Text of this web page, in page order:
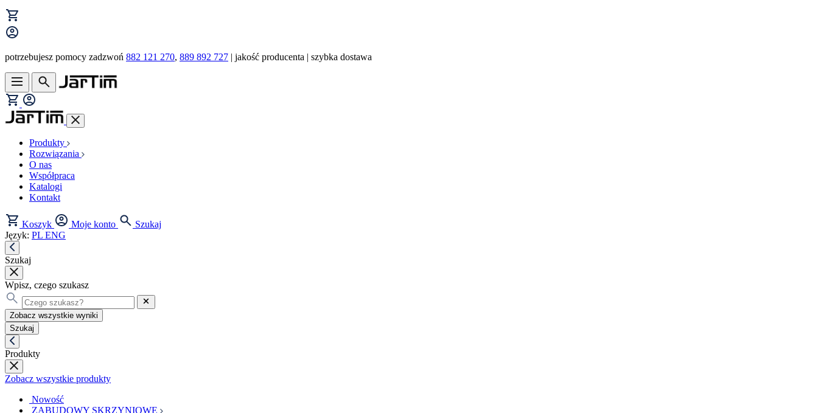
potrzebujesz pomocy zadzwoń 882 121 270, 889 892 727 | jakość producenta | szybka dostawa
Produkty
Rozwiązania
O nas
Współpraca
Katalogi
Kontakt
Koszyk Moje konto
Szukaj
Język: PL ENG
Szukaj
Wpisz, czego szukasz
Zobacz wszystkie wyniki
Szukaj
Produkty
Zobacz wszystkie produkty
Nowość
ZABUDOWY SKRZYNIOWE